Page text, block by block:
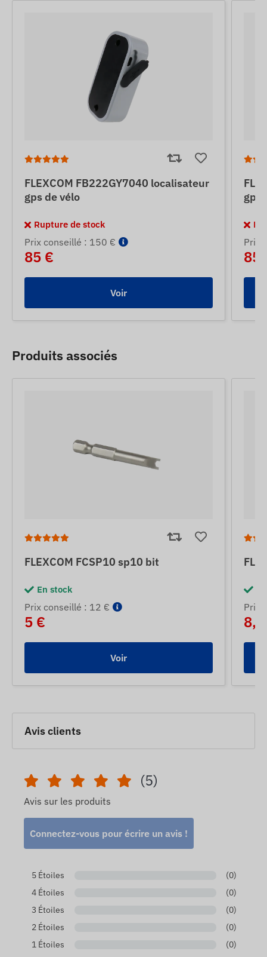
FLEXCOM FB222GY7040 localisateur
gps de vélo
Rupture de stock
Prix ​​conseillé : 150 €
85 €
Voir
gps
Prix
85
Produits associés
FLEXCOM FCSP10 sp10 bit
En stock
Prix ​​conseillé : 12 €
5 €
Voir
Prix
Avis clients
(5)
Avis sur les produits
Connectez-vous pour écrire un avis !
5 Étoiles
(0)
4 Étoiles
(0)
3 Étoiles
(0)
2 Étoiles
(0)
1 Étoiles
(0)